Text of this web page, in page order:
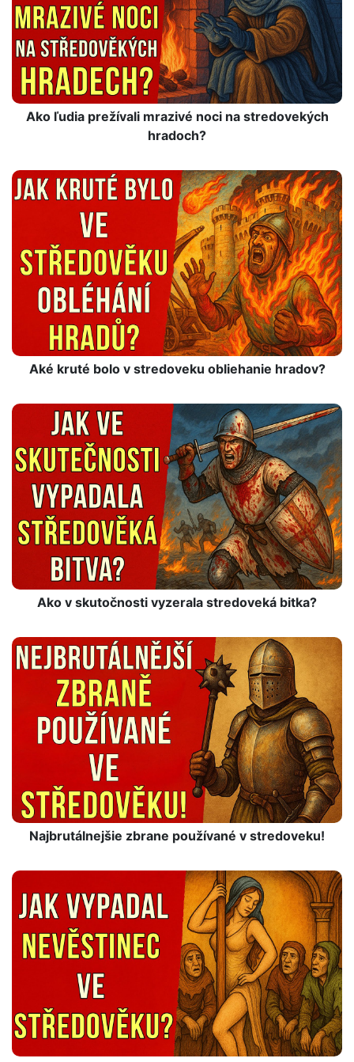
Ako ľudia prežívali mrazivé noci na stredovekých
hradoch?
Aké kruté bolo v stredoveku obliehanie hradov?
Ako v skutočnosti vyzerala stredoveká bitka?
Najbrutálnejšie zbrane používané v stredoveku!